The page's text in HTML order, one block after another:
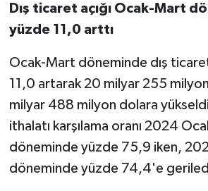
Dış ticaret açığı Ocak-Mart
yüzde 11,0 arttı
Ocak-Mart döneminde dış
11,0 artarak 20 milyar 255
milyar 488 milyon dolara
ithalatı karşılama oranı 2024
döneminde yüzde 75,9 iken, 2025
döneminde yüzde 74,4'e